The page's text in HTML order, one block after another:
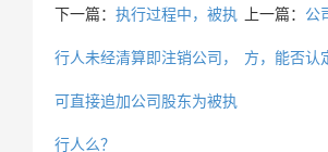
上一篇： 公
方，能否认
下一篇： 执行过程中，被执
行人未经清算即注销公司，
可直接追加公司股东为被执
行人么？